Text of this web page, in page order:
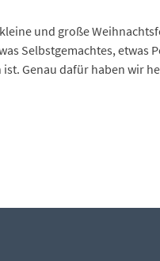
und große
Selbstgemachtes, etwas
Genau dafür haben wir